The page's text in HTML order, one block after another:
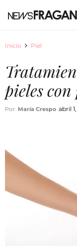
Inicio Piel
pieles
Por: María Crespo abril